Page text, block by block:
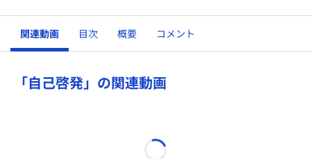
関連動画 目次 概要 コメント
「自己啓発」の関連動画